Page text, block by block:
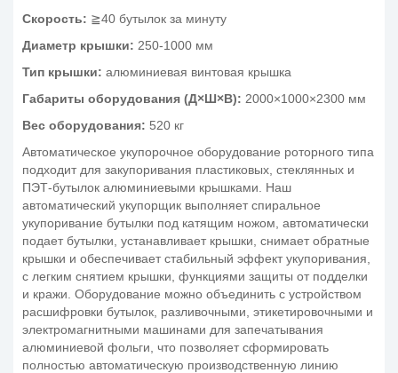
Скорость: ≧40 бутылок за минуту
Диаметр крышки: 250-1000 мм
Тип крышки: алюминиевая винтовая крышка
Габариты оборудования (Д×Ш×В): 2000×1000×2300 мм
Вес оборудования: 520 кг
Автоматическое укупорочное оборудование роторного типа
подходит для закупоривания пластиковых, стеклянных и
ПЭТ-бутылок алюминиевыми крышками. Наш
автоматический укупорщик выполняет спиральное
укупоривание бутылки под катящим ножом, автоматически
подает бутылки, устанавливает крышки, снимает обратные
крышки и обеспечивает стабильный эффект укупоривания,
с легким снятием крышки, функциями защиты от подделки
и кражи. Оборудование можно объединить с устройством
расшифровки бутылок, разливочными, этикетировочными и
электромагнитными машинами для запечатывания
алюминиевой фольги, что позволяет сформировать
полностью автоматическую производственную линию